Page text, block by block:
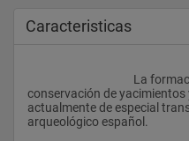
Caracteristicas
conservación de
actualmente de especial
arqueológico español.